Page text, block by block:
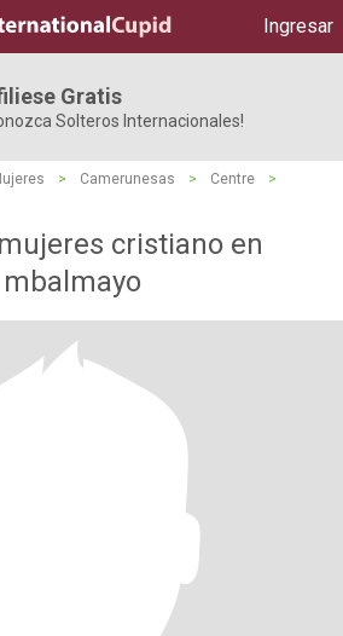
Ingresar
Gratis
Solteros Internacionales!
> Camerunesas > Centre
>
cristiano en
mbalmayo